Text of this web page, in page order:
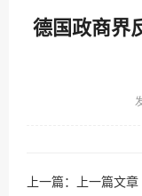
德国政商界
上一篇： 上一篇文章